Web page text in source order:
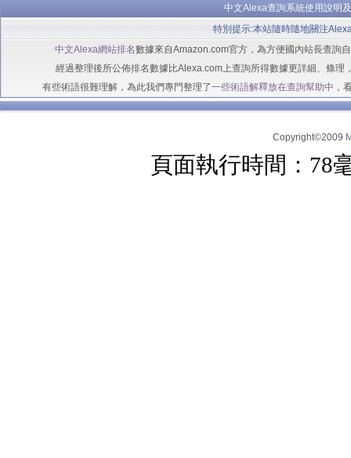
中文Alexa查詢系統使用說明
特別提示:本站隨時隨地關注
中文Alexa網站排名數據來自Amazon.com官方，為方便國內站長查詢
經過整理後所公佈排名數據比Alexa.com上查詢所得數據更詳細、條理
有些術語很難理解，為此我們專門整理了一些術語解釋放在查詢幫助中 ，
Copyright©2009
頁面執行時間：78